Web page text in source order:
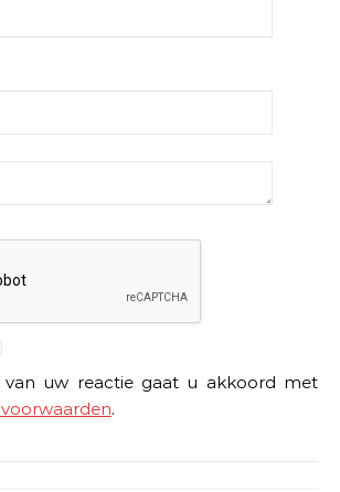
van uw reactie gaat u akkoord met
.